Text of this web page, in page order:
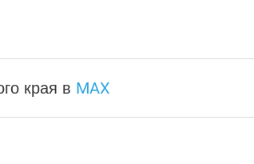
края в MAX